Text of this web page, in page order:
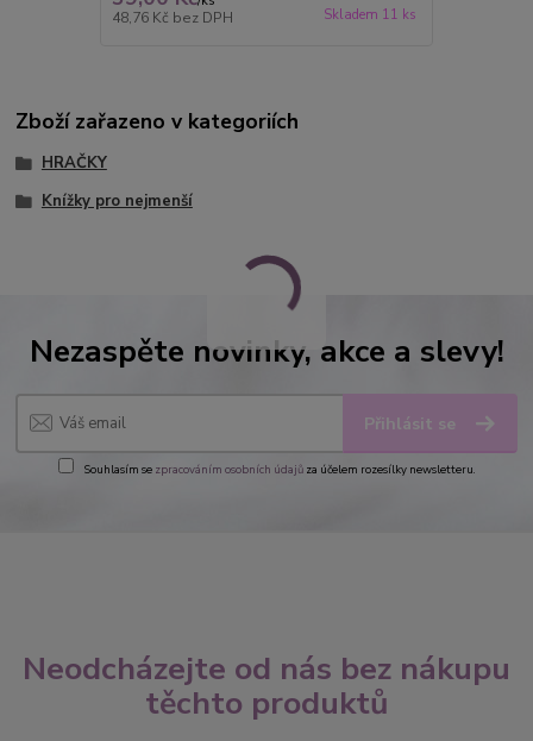
48,76 Kč bez DPH Skladem 11 ks
Zboží zařazeno v kategoriích
HRAČKY
Knížky pro nejmenší
Nezaspěte novinky, akce a slevy!
Přihlásit se
Souhlasím se zpracováním osobních údajůza účelem rozesílky newsletteru.
Neodcházejte od nás bez nákupu
těchto produktů